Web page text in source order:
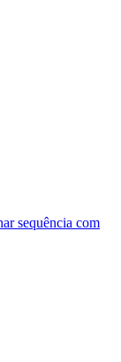
sequência com